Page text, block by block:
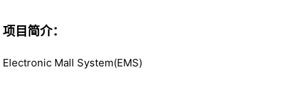
项目简介：
Electronic Mall System(EMS)